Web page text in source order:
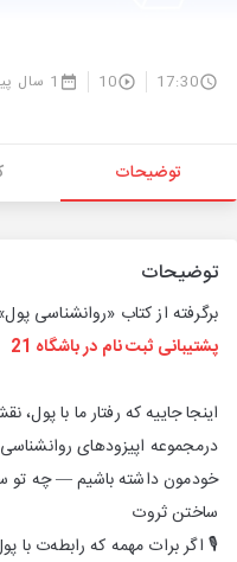
17:30
10 1 سال پیش
توضیحات
توضیحات
برگرفته از کتاب «روانشناسی
پشتیبانی ثبت نام در باشگاه 21
اینجا جاییه که رفتار ما با
درمجموعه اپیزودهای
خودمون داشته باشیم — چه تو
ساختن ثروت
🎙️ اگر برات مهمه که رابطه‌ت با